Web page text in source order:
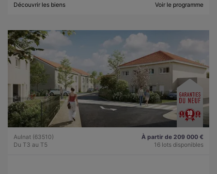
Découvrir les biens Voir le programme
Aulnat (63510)
Du T3 au T5
À partir de 209 000 €
16 lots disponibles